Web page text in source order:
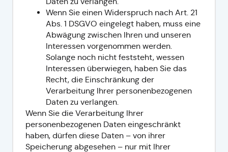
Wenn Sie einen Widerspruch nach Art. 21
Abs. 1 DSGVO eingelegt haben, muss eine
Abwägung zwischen Ihren und unseren
Interessen vorgenommen werden.
Solange noch nicht feststeht, wessen
Interessen überwiegen, haben Sie das
Recht, die Einschränkung der
Verarbeitung Ihrer personenbezogenen
Daten zu verlangen.
Wenn Sie die Verarbeitung Ihrer
personenbezogenen Daten eingeschränkt
haben, dürfen diese Daten – von ihrer
Speicherung abgesehen – nur mit Ihrer